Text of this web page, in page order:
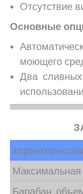
Отсутствие
Основные
моющего
Два сливных
Максимальная
Барабан,